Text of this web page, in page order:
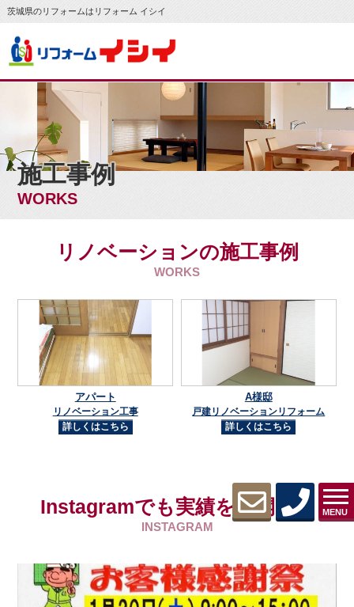
茨城県のリフォームはリフォーム イシイ
MENU
施工事例
WORKS
リノベーションの施工事例
WORKS
アパート
リノベーション工事
詳しくはこちら
A様邸
戸建リノベーションリフォーム
詳しくはこちら
Instagramでも実績を公開中！
INSTAGRAM